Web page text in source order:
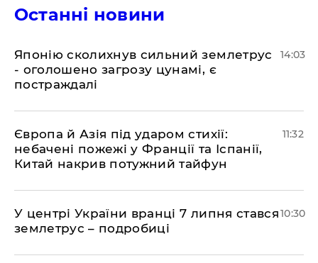
Останні новини
​Японію сколихнув сильний землетрус
- оголошено загрозу цунамі, є
постраждалі
14:03
Європа й Азія під ударом стихії:
небачені пожежі у Франції та Іспанії,
Китай накрив потужний тайфун
11:32
У центрі України вранці 7 липня стався
землетрус – подробиці
10:30